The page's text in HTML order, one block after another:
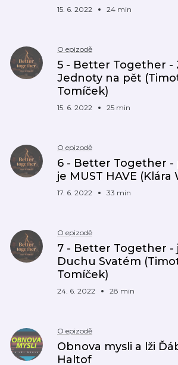
15. 6. 2022 24 min
O epizodě
5 - Better Together -
Jednoty na pět
Tomíček)
15. 6. 2022 25 min
O epizodě
6 - Better Together -
je MUST HAVE (Klára
17. 6. 2022 33 min
O epizodě
7 - Better Together -
Duchu Svatém
Tomíček)
24. 6. 2022 28 min
O epizodě
Obnova mysli a lži
Haltof